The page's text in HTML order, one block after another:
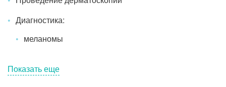
Диагностика:
меланомы
Показать еще